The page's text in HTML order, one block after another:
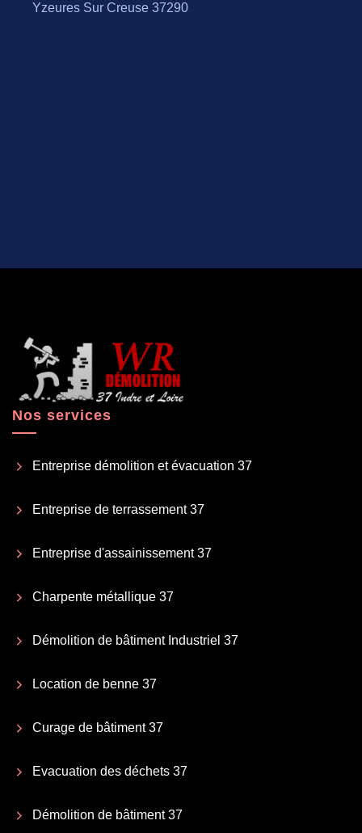
Yzeures Sur Creuse 37290
Nos services
Entreprise démolition et évacuation 37
Entreprise de terrassement 37
Entreprise d'assainissement 37
Charpente métallique 37
Démolition de bâtiment Industriel 37
Location de benne 37
Curage de bâtiment 37
Evacuation des déchets 37
Démolition de bâtiment 37